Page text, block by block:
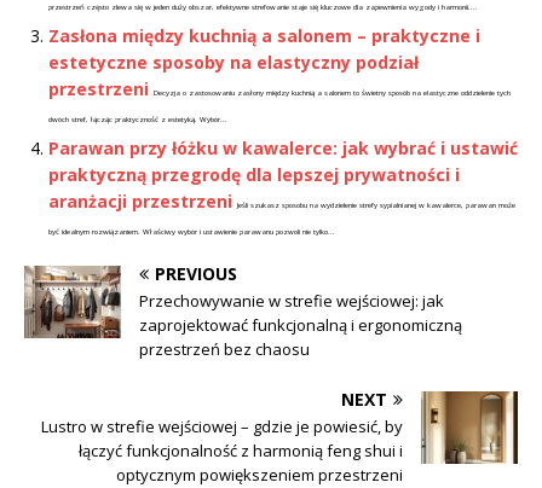
przestrzeń często zlewa się w jeden duży obszar, efektywne strefowanie staje się kluczowe dla zapewnienia wygody i harmonii....
Zasłona między kuchnią a salonem – praktyczne i
estetyczne sposoby na elastyczny podział
przestrzeni
Decyzja o zastosowaniu zasłony między kuchnią a salonem to świetny sposób na elastyczne oddzielenie tych
dwóch stref, łącząc praktyczność z estetyką. Wybór...
Parawan przy łóżku w kawalerce: jak wybrać i ustawić
praktyczną przegrodę dla lepszej prywatności i
aranżacji przestrzeni
Jeśli szukasz sposobu na wydzielenie strefy sypialnianej w kawalerce, parawan może
być idealnym rozwiązaniem. Właściwy wybór i ustawienie parawanu pozwoli nie tylko...
PREVIOUS
Przechowywanie w strefie wejściowej: jak
zaprojektować funkcjonalną i ergonomiczną
przestrzeń bez chaosu
NEXT
Lustro w strefie wejściowej – gdzie je powiesić, by
łączyć funkcjonalność z harmonią feng shui i
optycznym powiększeniem przestrzeni